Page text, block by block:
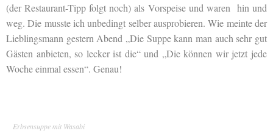
(der Restaurant-Tipp folgt noch) als Vorspeise und waren hin und
weg. Die musste ich unbedingt selber ausprobieren. Wie meinte der
Lieblingsmann gestern Abend „Die Suppe kann man auch sehr gut
Gästen anbieten, so lecker ist die“ und „Die können wir jetzt jede
Woche einmal essen“. Genau!
Erbsensuppe mit Wasabi